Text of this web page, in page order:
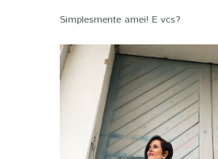
Simplesmente amei! E vcs?